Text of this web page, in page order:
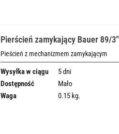
Pierścień zamykający Bauer 89/3"
Pieścień z mechanizmem zamykającym
Wysyłka w ciągu
5 dni
Dostępność
Mało
Waga
0.15 kg.